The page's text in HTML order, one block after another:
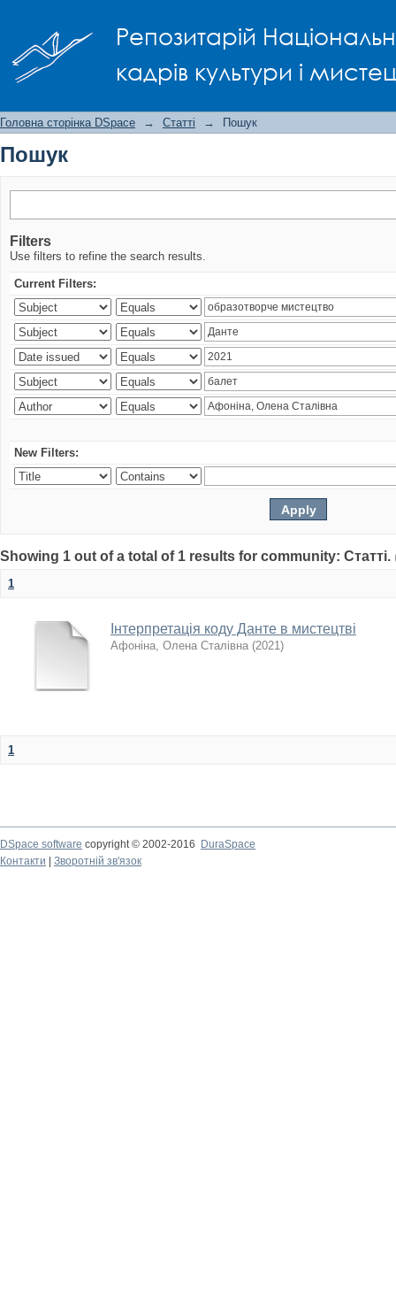
Репозитарій
кадрів культури і
Головна сторінка DSpace → Статті → Пошук
Пошук
Filters
Use filters to refine the search results.
Current Filters:
New Filters:
Showing 1 out of a total of 1 results for community: Статті.
1
Інтерпретація коду Данте в мистецтві
Афоніна, Олена Сталівна (2021)
1
DSpace software copyright © 2002-2016
DuraSpace
Контакти
Зворотній зв'язок